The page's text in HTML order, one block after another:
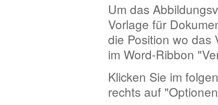
Um das
Vorlage für
die Position wo das
im Word-Ribbon
Klicken Sie im
rechts auf